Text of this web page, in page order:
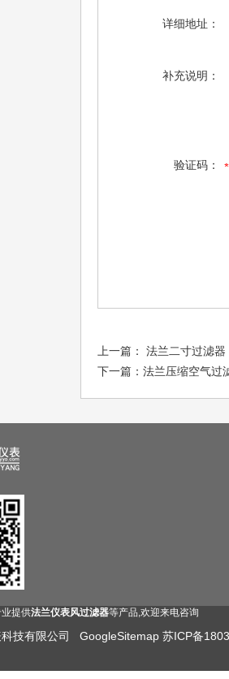
详细地址：
补充说明：
验证码：
上一篇： 法兰二寸过滤器
下一篇： 法兰压缩空气过
提供法兰仪表风过滤器等产品,欢迎来电咨询
技有限公司 GoogleSitemap 苏ICP备